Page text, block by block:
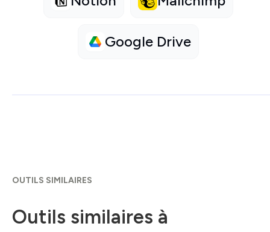
Google Drive
OUTILS SIMILAIRES
Outils similaires à